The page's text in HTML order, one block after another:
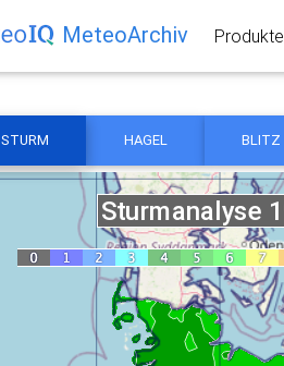
MeteoArchiv Produkte
STURM HAGEL BLITZ